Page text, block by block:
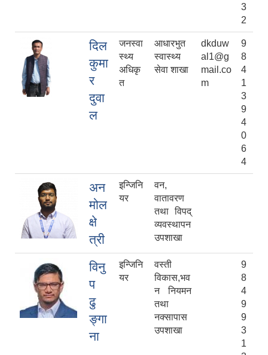
3
2
दिल
कुमा
र
दुवा
ल
जनस्वा
स्थ्य
अधिकृ
त
आधारभुत
स्वास्थ्य
सेवा शाखा
dkduw
al1@g
mail.co
m
9
8
4
1
3
9
4
0
6
4
अन
मोल
क्षे
त्री
इन्जिनि
यर
वन,
वातावरण
तथा विपद्
व्यवस्थापन
उपशाखा
विनु
प
ढु
ङ्गा
ना
इन्जिनि
यर
वस्ती
विकास,भव
न नियमन
तथा
नक्सापास
उपशाखा
9
8
4
9
9
3
1